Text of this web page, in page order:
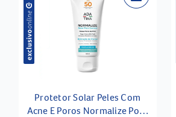
Protetor Solar Peles Com
Acne E Poros Normalize Pore